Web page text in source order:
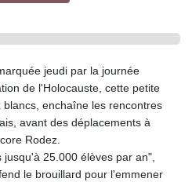
jeudi par la journée
de l'Holocauste, cette petite
enchaîne les rencontres
avant des déplacements à
Rodez.
25.000 élèves par an",
le brouillard pour l'emmener